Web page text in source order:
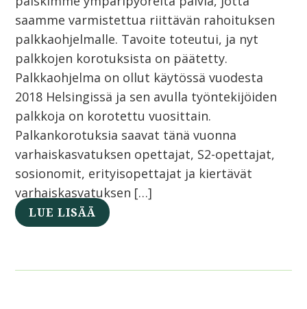
saamme varmistettua riittävän rahoituksen
palkkaohjelmalle. Tavoite toteutui, ja nyt
palkkojen korotuksista on päätetty.
Palkkaohjelma on ollut käytössä vuodesta
2018 Helsingissä ja sen avulla työntekijöiden
palkkoja on korotettu vuosittain.
Palkankorotuksia saavat tänä vuonna
varhaiskasvatuksen opettajat, S2-opettajat,
sosionomit, erityisopettajat ja kiertävät
varhaiskasvatuksen […]
LUE LISÄÄ